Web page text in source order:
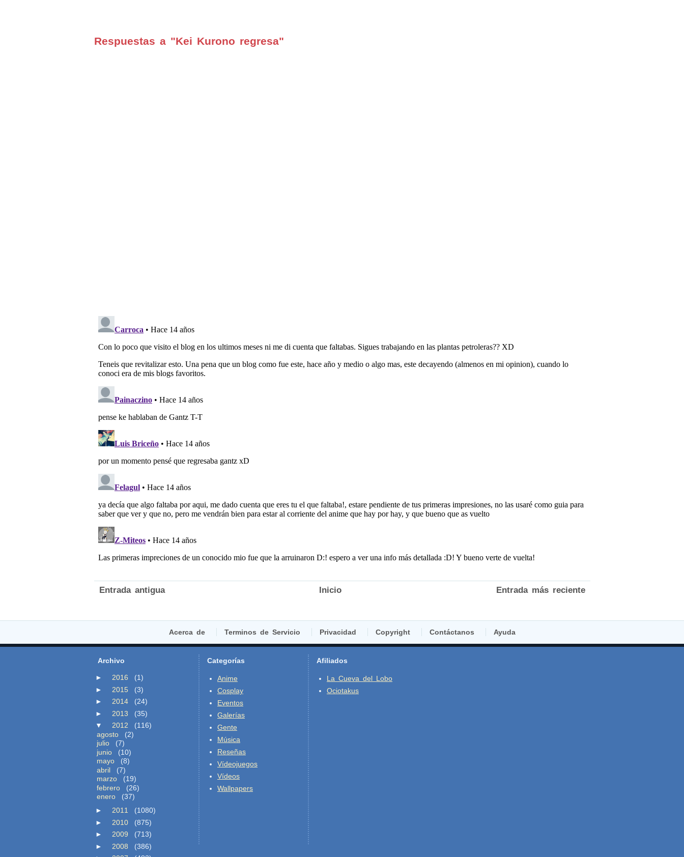
Respuestas a "Kei Kurono regresa"
Entrada más reciente
Entrada antigua Inicio
Acerca de Terminos de Servicio Privacidad Copyright Contáctanos Ayuda
Archivo
► 2016
(1)
►
2015
(3)
►
2014
(24)
►
2013
(35)
▼
2012
(116)
agosto
(2)
julio
(7)
junio
(10)
mayo
(8)
abril
(7)
marzo
(19)
febrero
(26)
enero
(37)
►
2011
(1080)
►
2010
(875)
►
2009
(713)
►
2008
(386)
Categorías
Anime
Cosplay
Eventos
Galerías
Gente
Música
Reseñas
Vídeojuegos
Vídeos
Wallpapers
Afiliados
La Cueva del Lobo
Ociotakus